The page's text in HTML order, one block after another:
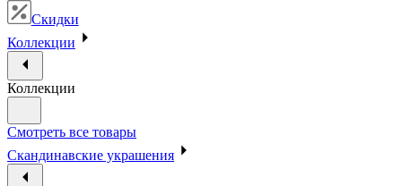
Скидки
Коллекции
Коллекции
Смотреть все товары
Скандинавские украшения